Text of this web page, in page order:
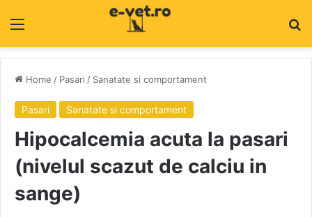
Home / Pasari / Sanatate si comportament
Pasari Sanatate si comportament
Hipocalcemia acuta la pasari
(nivelul scazut de calciu in
sange)